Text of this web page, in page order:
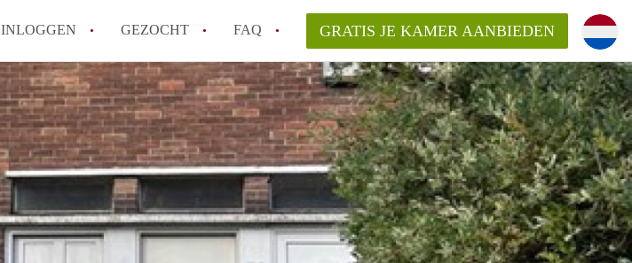
INLOGGEN GEZOCHT FAQ
How to translate KamersArnhem!
Wat is KamersArnhem?
Hoeveel kost het om te reageren op een Kamer in Arnhem?
Wat is de privacyverklaring van KamersArnhem?
Berekent KamersArnhem makelaarsvergoeding/bemiddelingsvergoeding?
Alle veelgestelde vragen
GRATIS JE KAMER AANBIEDEN